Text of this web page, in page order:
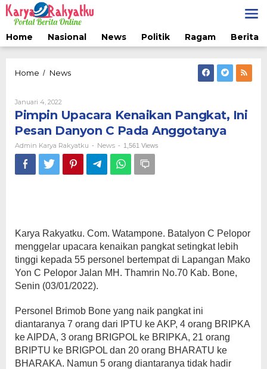
Lewati
ke
konten
Home
Nasional News Politik Ragam Berita
Home / NewsPimpin
Ini
Danyon
C
Pada
Anggotanya
Januari 4, 2022
Admin
Karya
Rakyatku
Pimpin Upacara Kenaikan Pangkat, Ini
Pesan Danyon C Pada Anggotanya
Admin Karya Rakyatku - News - 1,561 Views
Karya Rakyatku. Com. Watampone. Batalyon C Pelopor
menggelar upacara kenaikan pangkat setingkat lebih
tinggi kepada 55 personel bertempat di Lapangan Mako
Yon C Pelopor Jalan MH. Thamrin No.70 Kab. Bone,
Senin (03/01/2022).
Personel Brimob Bone yang naik pangkat ini
diantaranya 7 orang dari IPTU ke AKP, 4 orang BRIPKA
ke AIPDA, 3 orang BRIGPOL ke BRIPKA, 21 orang
BRIPTU ke BRIGPOL dan 20 orang BHARATU ke
BHARAKA. Namun 5 orang diantaranya tidak hadir